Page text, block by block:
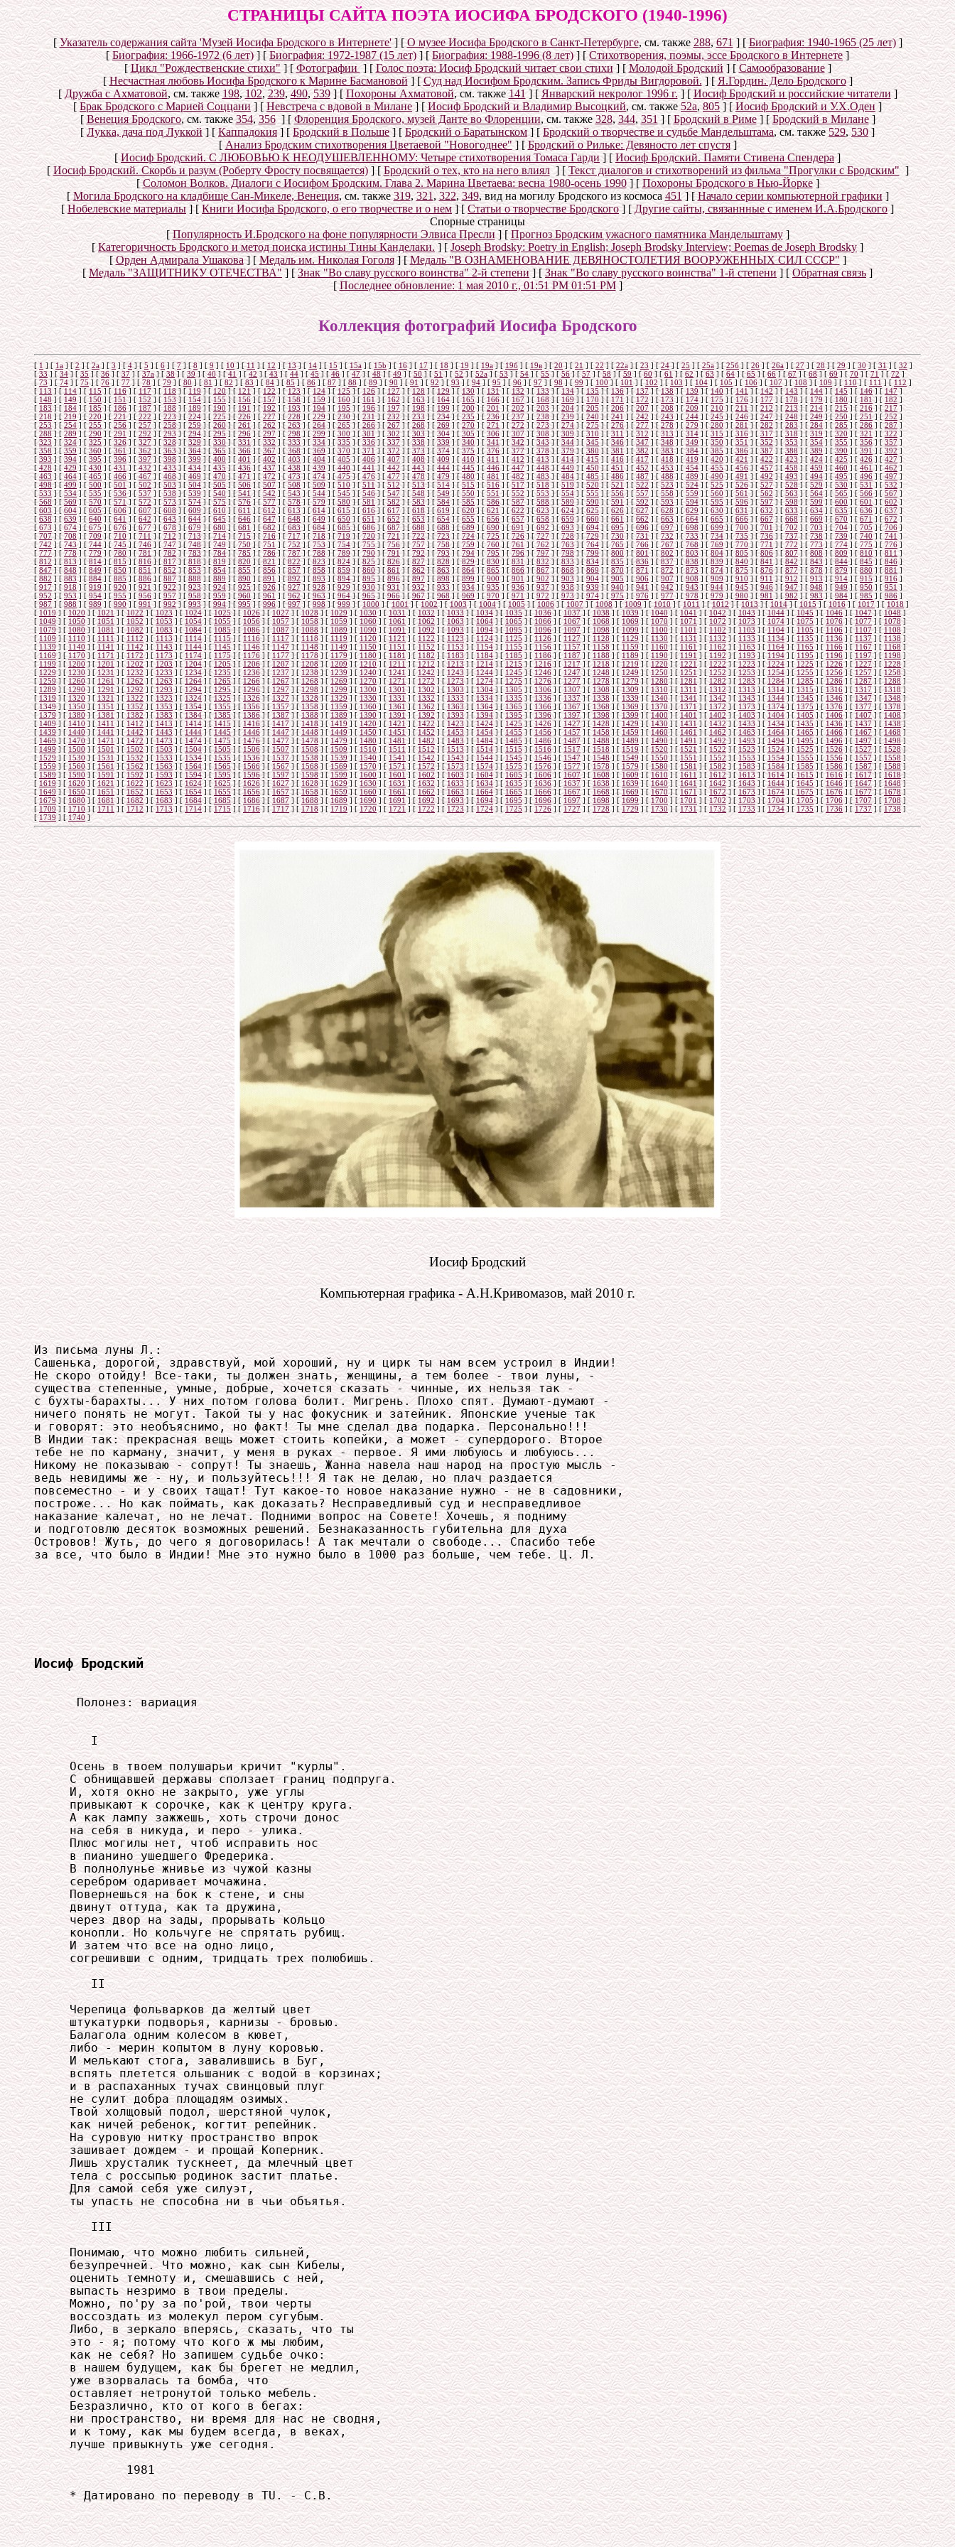
СТРАНИЦЫ САЙТА ПОЭТА ИОСИФА БРОДСКОГО (1940-1996)
[Указатель содержания сайта 'Музей Иосифа Бродского в Интернете'] [О музее Иосифа Бродского в Санкт-Петербурге, см. также288,671] [Биография: 1940-1965 (25 лет)]
[Биография: 1966-1972 (6 лет)] [Биография: 1972-1987 (15 лет)] [Биография: 1988-1996 (8 лет)] [Стихотворения, поэмы, эссе Бродского в Интернете]
[Цикл "Рождественские стихи" ] [Фотографии] [Голос поэта: Иосиф Бродский читает свои стихи] [Молодой Бродский] [ Самообразование]
[Несчастная любовь Иосифа Бродского к Марине Басмановой] [Суд над Иосифом Бродским. Запись Фриды Вигдоровой. ] [Я.Гордин. Дело Бродского]
[ Дружба с Ахматовой, см. также 198,102,239,490,539] [Похороны Ахматовой, см. также141] [ Январский некролог 1996 г.] [Иосиф Бродский и российские читатели]
[ Брак Бродского с Марией Соццани] [Невстреча с вдовой в Милане] [Иосиф Бродский и Владимир Высоцкий, см. также52а,805] [Иосиф Бродский и У.Х.Оден ]
[Венеция Бродского, см. также354, 356] [Флоренция Бродского, музей Данте во Флоренции, см. также328,344,351] [Бродский в Риме] [Бродский в Милане]
[ Лукка, дача под Луккой] [Каппадокия] [Бродский в Польше] [Бродский о Баратынском] [Бродский о творчестве и судьбе Мандельштама, см. также 529,530]
[ Анализ Бродским стихотворения Цветаевой "Новогоднее"] [Бродский о Рильке: Девяносто лет спустя]
[Иосиф Бродский. С ЛЮБОВЬЮ К НЕОДУШЕВЛЕННОМУ: Четыре стихотворения Томаса Гарди] [Иосиф Бродский. Памяти Стивена Спендера]
[ Иосиф Бродский. Скорбь и разум (Роберту Фросту посвящается)] [ Бродский о тех, кто на него влиял] [ Текст диалогов и стихотворений из фильма "Прогулки с Бродским"]
[Соломон Волков. Диалоги с Иосифом Бродским. Глава 2. Марина Цветаева: весна 1980-осень 1990] [ Похороны Бродского в Нью-Йорке]
[Могила Бродского на кладбище Сан-Микеле, Венеция, см. также319,321, 322,349, вид на могилу Бродского из космоса 451] [Начало серии компьютерной графики]
[ Нобелевские материалы] [ Книги Иосифа Бродского, о его творчестве и о нем] [ Статьи о творчестве Бродского] [Другие сайты, связаннные с именем И.А.Бродского]
Спорные страницы
[Популярность И.Бродского на фоне популярности Элвиса Пресли] [ Прогноз Бродским ужасного памятника Мандельштаму]
[Категоричность Бродского и метод поиска истины Тины Канделаки. ] [Joseph Brodsky: Poetry in English; Joseph Brodsky Interview; Poemas de Joseph Brodsky]
[Орден Адмирала Ушакова] [ Медаль им. Николая Гоголя] [Медаль "В ОЗНАМЕНОВАНИЕ ДЕВЯНОСТОЛЕТИЯ ВООРУЖЕННЫХ СИЛ СССР" ]
[ Медаль "ЗАЩИТНИКУ ОТЕЧЕСТВА" ] [Знак "Во славу русского воинства" 2-й степени] [ Знак "Во славу русского воинства" 1-й степени ] [Обратная связь]
[Последнее обновление:1 мая 2010 г., 01:51 PM 01:51 PM]
Коллекция фотографий Иосифа Бродского
[ 1 ] [ 1а ] [2] [2а] [3 ] [4] [5 ] [6 ] [7 ] [8 ] [9 ] [ 10 ] [11 ] [12 ] [13] [ 14 ] [ 15 ] [15a ] [15b] [16] [ 17 ] [ 18] [19 ] [19а] [19б ] [19в ] [20] [ 21 ] [ 22 ] [22a ] [23 ] [24] [ 25 ] [ 25а ] [25б] [26] [26a ] [27 ] [28] [29 ] [30] [31] [ 32 ]
[33] [34] [ 35] [36] [37 ] [37а] [38] [ 39] [40] [41 ] [42 ] [43] [ 44] [45] [ 46] [47] [48] [49] [50] [51] [ 52] [52а] [53] [54] [55] [ 56] [57] [58 ] [59] [60] [ 61] [ 62] [ 63 ] [ 64] [65 ] [66] [67] [68] [69] [70] [71 ] [72]
[73] [74 ] [ 75] [ 76] [77 ] [ 78 ] [ 79] [ 80 ] [81 ] [ 82 ] [83] [ 84 ] [85] [ 86 ] [87 ] [88] [89] [ 90 ] [91 ] [92] [ 93 ] [ 94 ] [95 ] [96] [ 97 ] [ 98] [99 ] [ 100 ] [ 101 ] [102] [ 103 ] [ 104 ] [ 105 ] [ 106] [ 107] [108 ] [109 ] [ 110] [ 111 ] [ 112 ]
[113 ] [114 ] [ 115 ] [ 116] [ 117] [ 118 ] [ 119 ] [ 120] [ 121] [ 122] [123 ] [124 ] [ 125 ] [ 126 ] [127 ] [128 ] [129 ] [ 130 ] [ 131] [ 132] [ 133 ] [ 134 ] [ 135] [ 136] [ 137] [138 ] [139 ] [ 140 ] [ 141 ] [142 ] [143 ] [144 ] [ 145 ] [ 146] [ 147]
[ 148] [ 149 ] [150 ] [151] [ 152] [153] [ 154] [155 ] [ 156 ] [ 157 ] [158] [159] [160 ] [161 ] [ 162 ] [ 163] [ 164] [165 ] [166] [ 167] [168] [ 169] [170 ] [ 171 ] [ 172 ] [173] [174] [175 ] [176] [ 177 ] [ 178] [ 179 ] [180 ] [181] [ 182]
[ 183] [ 184 ] [ 185] [ 186 ] [ 187] [188 ] [189] [190 ] [ 191 ] [192 ] [ 193 ] [194 ] [ 195 ] [196] [ 197] [ 198] [ 199 ] [200] [ 201 ] [ 202] [203 ] [204] [205 ] [ 206] [207 ] [208 ] [209 ] [ 210 ] [211] [ 212] [ 213] [ 214 ] [215] [ 216 ] [ 217]
[218 ] [ 219] [220 ] [ 221] [222 ] [ 223] [224 ] [ 225] [226] [227 ] [228] [ 229 ] [230] [ 231 ] [232] [233 ] [ 234] [235 ] [ 236] [237 ] [ 238] [239 ] [ 240] [241] [242 ] [243] [ 244 ] [245] [ 246 ] [247] [248 ] [ 249] [250 ] [ 251] [252 ]
[253] [ 254 ] [255 ] [256 ] [257] [258] [ 259 ] [260 ] [ 261] [262 ] [ 263] [ 264] [265] [ 266 ] [ 267 ] [268] [ 269 ] [270 ] [271 ] [272 ] [273] [ 274] [275 ] [ 276] [277 ] [ 278] [ 279] [280] [ 281 ] [ 282 ] [283] [ 284 ] [285 ] [286 ] [287]
[ 288] [ 289] [ 290] [291 ] [ 292] [ 293 ] [294] [295] [296 ] [297 ] [ 298 ] [299] [ 300 ] [301 ] [302] [ 303] [ 304] [ 305] [306 ] [ 307] [ 308 ] [309] [310] [311 ] [312 ] [ 313 ] [314] [ 315 ] [316 ] [317] [ 318] [ 319] [ 320] [321 ] [ 322]
[323 ] [324] [ 325 ] [326] [ 327 ] [328 ] [329 ] [ 330] [331] [ 332] [333 ] [ 334] [ 335 ] [ 336] [337 ] [338 ] [339] [ 340 ] [341] [ 342 ] [343 ] [344 ] [ 345] [346] [ 347] [348 ] [ 349] [ 350 ] [ 351] [352 ] [353 ] [354] [ 355 ] [356] [ 357 ]
[358] [ 359] [360] [ 361] [ 362] [363] [ 364 ] [365] [366] [367 ] [368] [369 ] [370 ] [ 371 ] [372 ] [373] [ 374] [375] [ 376] [ 377] [378] [ 379 ] [380] [381] [382 ] [383] [384 ] [385 ] [ 386] [387 ] [388] [ 389] [390] [ 391] [ 392]
[ 393] [ 394 ] [395] [396 ] [ 397] [398] [399] [400 ] [ 401 ] [402 ] [ 403 ] [404 ] [405] [406] [ 407] [ 408] [ 409 ] [410] [411 ] [ 412] [413] [414] [415 ] [ 416 ] [417 ] [ 418 ] [419 ] [420] [421] [ 422] [ 423] [ 424 ] [425] [426 ] [ 427]
[428] [ 429 ] [ 430 ] [431 ] [432] [433] [434 ] [ 435] [ 436] [ 437 ] [ 438 ] [439 ] [440] [ 441] [442] [443] [ 444] [ 445 ] [446] [447] [448] [449 ] [ 450] [ 451 ] [ 452 ] [ 453 ] [454 ] [455] [ 456] [457] [458] [ 459 ] [ 460 ] [461 ] [462]
[ 463 ] [ 464] [465 ] [466 ] [467] [ 468] [469 ] [ 470 ] [471 ] [472 ] [ 473] [ 474] [475] [ 476 ] [ 477 ] [ 478 ] [ 479] [480 ] [481 ] [482 ] [ 483] [484 ] [ 485 ] [486 ] [487 ] [ 488] [ 489] [490] [ 491 ] [ 492 ] [ 493 ] [ 494] [495 ] [496 ] [497]
[498] [499 ] [ 500] [501] [ 502] [503 ] [504] [505 ] [ 506 ] [507 ] [508 ] [509 ] [ 510 ] [511] [ 512] [513] [514 ] [ 515] [516] [ 517] [518 ] [519] [520 ] [ 521 ] [522 ] [523 ] [524 ] [ 525 ] [526] [ 527] [528] [529 ] [ 530] [531] [ 532]
[533 ] [ 534] [ 535 ] [536] [ 537 ] [538 ] [ 539] [ 540 ] [541] [542 ] [543 ] [ 544] [ 545 ] [546] [ 547 ] [548 ] [ 549] [ 550 ] [551] [ 552 ] [553 ] [ 554] [ 555 ] [556] [557 ] [558] [ 559] [ 560 ] [561] [ 562 ] [563 ] [ 564] [ 565 ] [566] [ 567 ]
[568] [569] [570 ] [571] [ 572] [ 573 ] [574] [575] [576] [ 577] [578] [579 ] [580 ] [581 ] [582 ] [583] [584] [585] [586] [ 587] [ 588 ] [589] [590] [591] [ 592] [593] [594 ] [595 ] [596 ] [597 ] [598] [599] [600 ] [601] [ 602]
[ 603] [604 ] [605] [606] [ 607 ] [608] [609] [610 ] [ 611 ] [612] [613] [ 614 ] [615 ] [616] [ 617] [ 618] [619 ] [620] [621] [ 622 ] [623] [624] [625 ] [ 626] [627] [628] [ 629 ] [630 ] [631] [ 632] [ 633] [634 ] [635] [636] [ 637 ]
[ 638 ] [ 639 ] [ 640 ] [ 641 ] [642] [643 ] [644] [645] [ 646] [ 647 ] [648 ] [649 ] [ 650] [ 651] [652] [ 653 ] [ 654 ] [ 655 ] [ 656 ] [657] [658 ] [659 ] [660] [ 661 ] [ 662 ] [663 ] [664 ] [ 665] [ 666] [667] [ 668 ] [ 669 ] [ 670 ] [ 671 ] [672]
[ 673 ] [ 674] [675 ] [ 676] [677] [ 678 ] [679 ] [ 680 ] [681 ] [682 ] [683] [ 684] [ 685] [ 686 ] [ 687] [ 688 ] [ 688] [689 ] [ 690] [691 ] [ 692 ] [693 ] [ 694] [695 ] [696 ] [697] [ 698 ] [ 699] [ 700 ] [ 701] [ 702 ] [ 703] [704 ] [ 705] [706]
[707] [708 ] [ 709] [710] [ 711] [712] [ 713] [714] [ 715] [716 ] [717 ] [718] [719 ] [720] [721 ] [722] [723 ] [ 724] [725] [ 726] [727] [ 728] [729] [ 730] [731 ] [732 ] [733] [734 ] [735] [736] [737] [738 ] [ 739] [740] [ 741]
[742 ] [ 743] [ 744 ] [745 ] [ 746 ] [747 ] [ 748] [ 749 ] [750] [751 ] [ 752 ] [ 753] [ 754 ] [755] [ 756 ] [757 ] [ 758] [ 759 ] [760] [ 761 ] [762 ] [ 763] [ 764 ] [765] [766 ] [ 767] [ 768] [ 769 ] [770] [ 771 ] [772 ] [ 773] [ 774 ] [775 ] [ 776 ]
[ 777] [778] [779] [780] [ 781 ] [ 782 ] [783] [784] [785 ] [786] [787] [788 ] [ 789 ] [790 ] [791] [ 792] [793] [794] [795] [ 796] [ 797 ] [798] [799] [800 ] [801 ] [802] [803 ] [ 804 ] [805 ] [806] [ 807] [808] [809] [810] [ 811 ]
[ 812] [ 813 ] [814] [815] [ 816] [817] [818] [819 ] [ 820 ] [821 ] [822] [823] [824 ] [825] [ 826] [ 827] [ 828 ] [829] [830] [ 831] [832] [833] [834 ] [ 835] [836 ] [837] [838] [839 ] [840] [ 841 ] [ 842] [ 843 ] [844] [845] [ 846]
[ 847] [ 848 ] [ 849] [ 850 ] [ 851 ] [852 ] [853] [854 ] [ 855 ] [856 ] [857 ] [858 ] [ 859 ] [860] [ 861] [ 862] [ 863 ] [ 864] [ 865 ] [ 866 ] [867 ] [868] [869 ] [ 870 ] [871 ] [872 ] [873 ] [ 874 ] [875] [ 876] [ 877] [ 878 ] [ 879] [ 880 ] [ 881 ]
[ 882 ] [ 883] [884] [ 885] [886 ] [ 887] [888 ] [ 889 ] [890 ] [891 ] [892] [ 893 ] [894] [ 895 ] [ 896] [ 897] [ 898] [899] [ 900] [901 ] [ 902] [903 ] [ 904] [905 ] [906 ] [907] [ 908 ] [909] [ 910 ] [ 911] [ 912 ] [ 913] [914] [ 915] [916 ]
[917] [918 ] [919] [920] [921 ] [922] [ 923] [924] [ 925] [926 ] [927] [928] [929 ] [930] [931 ] [932] [933 ] [934] [935] [936] [937] [ 938] [939] [ 940] [941 ] [942] [943] [944 ] [945] [946 ] [947] [948 ] [949] [950] [951 ]
[952 ] [ 953 ] [ 954] [955 ] [956 ] [ 957 ] [958] [ 959] [ 960 ] [961 ] [ 962 ] [ 963] [ 964] [965] [966] [967 ] [ 968 ] [ 969] [970 ] [971 ] [ 972 ] [973] [ 974] [ 975 ] [976 ] [ 977] [ 978] [ 979] [980 ] [981 ] [982 ] [ 983 ] [ 984] [985 ] [986 ]
[987 ] [988 ] [ 989 ] [990] [ 991 ] [ 992 ] [993 ] [ 994] [995] [ 996] [997] [998 ] [ 999 ] [ 1000 ] [ 1001] [ 1002] [1003 ] [ 1004 ] [ 1005] [ 1006] [ 1007 ] [ 1008] [1009 ] [1010 ] [ 1011 ] [1012] [ 1013] [1014 ] [ 1015 ] [ 1016 ] [ 1017] [ 1018 ]
[ 1019] [ 1020 ] [1021] [1022 ] [1023 ] [ 1024] [1025] [1026] [1027 ] [1028] [ 1029 ] [ 1030] [ 1031 ] [1032 ] [1033 ] [ 1034 ] [1035] [1036] [1037] [1038] [1039] [ 1040] [1041] [ 1042] [1043 ] [1044] [ 1045 ] [1046] [ 1047] [ 1048 ]
[ 1049] [ 1050] [1051 ] [1052 ] [1053 ] [ 1054] [1055] [ 1056] [1057 ] [1058] [ 1059] [1060] [1061] [1062 ] [1063 ] [1064] [ 1065] [1066] [ 1067] [ 1068 ] [ 1069] [ 1070 ] [1071] [1072] [1073 ] [ 1074] [1075] [ 1076] [1077] [ 1078]
[1079 ] [1080] [ 1081 ] [1082] [1083] [1084 ] [1085] [1086] [ 1087] [1088 ] [ 1089] [1090 ] [1091] [ 1092 ] [1093] [ 1094] [1095 ] [1096] [1097] [ 1098] [1099] [ 1100] [ 1101 ] [1102] [ 1103 ] [1104] [ 1105] [1106 ] [ 1107] [1108 ]
[1109 ] [ 1110] [1111] [1112] [1113 ] [ 1114] [1115] [ 1116] [1117 ] [1118] [ 1119 ] [1120] [1121] [ 1122 ] [ 1123] [ 1124] [ 1125] [1126] [1127] [1128 ] [1129] [ 1130 ] [1131 ] [1132] [ 1133 ] [ 1134] [ 1135] [ 1136 ] [1137 ] [1138 ]
[ 1139 ] [1140 ] [ 1141 ] [1142 ] [1143] [1144] [1145] [ 1146] [1147] [ 1148] [ 1149] [ 1150] [ 1151 ] [ 1152 ] [ 1153 ] [1154] [1155 ] [1156] [ 1157] [1158] [ 1159] [ 1160 ] [1161 ] [ 1162 ] [1163 ] [ 1164] [1165 ] [1166] [1167 ] [ 1168]
[1169 ] [ 1170 ] [ 1171 ] [1172] [ 1173] [1174 ] [ 1175] [1176 ] [ 1177] [ 1178 ] [1179 ] [1180 ] [ 1181 ] [ 1182] [1183] [ 1184 ] [1185 ] [1186] [1187 ] [1188] [ 1189 ] [1190] [1191 ] [ 1192 ] [ 1193] [1194] [ 1195 ] [1196 ] [1197] [ 1198 ]
[1199] [1200 ] [1201 ] [1202] [1203] [1204] [1205] [1206] [1207] [1208] [ 1209 ] [1210] [ 1211 ] [1212 ] [1213] [1214] [ 1215] [ 1216] [1217] [ 1218] [1219] [ 1220] [1221] [ 1222] [1223 ] [1224] [1225 ] [ 1226] [ 1227] [ 1228]
[ 1229] [ 1230] [1231 ] [ 1232 ] [1233 ] [ 1234] [1235 ] [ 1236] [1237 ] [1238] [ 1239] [ 1240] [ 1241] [1242 ] [ 1243 ] [1244 ] [ 1245] [1246 ] [ 1247] [1248 ] [ 1249] [ 1250 ] [1251] [ 1252] [1253 ] [ 1254] [1255 ] [ 1256] [1257 ] [ 1258]
[1259] [1260] [ 1261 ] [1262 ] [ 1263] [ 1264 ] [1265] [1266 ] [1267 ] [ 1268] [ 1269] [1270] [1271] [ 1272 ] [ 1273] [ 1274] [1275 ] [1276] [1277 ] [1278 ] [ 1279] [ 1280] [1281] [1282 ] [1283 ] [ 1284] [ 1285] [1286] [1287 ] [1288 ]
[ 1289 ] [ 1290] [ 1291] [ 1292 ] [1293 ] [1294 ] [1295 ] [1296] [1297] [1298 ] [ 1299 ] [ 1300] [1301] [ 1302 ] [ 1303 ] [ 1304] [1305 ] [1306 ] [1307] [1308] [1309] [ 1310] [ 1311 ] [1312] [ 1313 ] [ 1314 ] [ 1315] [1316 ] [ 1317 ] [1318 ]
[ 1319] [ 1320 ] [1321 ] [1322] [1323 ] [ 1324] [1325] [1326] [1327 ] [ 1328] [ 1329] [ 1330] [ 1331 ] [1332] [1333 ] [1334 ] [ 1335] [1336] [ 1337] [1338 ] [ 1339] [ 1340] [ 1341] [ 1342 ] [1343 ] [1344 ] [1345 ] [ 1346] [1347] [ 1348]
[1349] [ 1350] [ 1351 ] [1352] [1353 ] [1354] [ 1355] [1356] [1357] [ 1358 ] [ 1359 ] [1360] [ 1361 ] [ 1362 ] [1363] [ 1364 ] [1365 ] [1366] [1367] [1368] [ 1369 ] [ 1370] [1371] [ 1372 ] [ 1373 ] [1374] [ 1375 ] [1376 ] [1377] [ 1378 ]
[1379 ] [1380 ] [1381 ] [1382] [ 1383] [1384] [1385] [ 1386] [1387] [1388] [1389 ] [1390 ] [1391 ] [1392 ] [1393] [ 1394] [ 1395] [ 1396] [ 1397 ] [1398] [1399] [1400 ] [1401 ] [1402] [1403] [1404] [1405] [ 1406] [ 1407] [ 1408]
[ 1409] [ 1410] [1411] [1412 ] [1413 ] [ 1414] [1415] [ 1416] [1417 ] [1418] [1419] [1420 ] [ 1421 ] [1422] [1423] [1424 ] [ 1425] [1426] [ 1427] [1428 ] [1429] [ 1430 ] [1431] [ 1432] [ 1433] [1434] [1435 ] [ 1436] [1437] [ 1438]
[ 1439] [1440] [1441 ] [1442 ] [ 1443] [ 1444] [ 1445] [1446 ] [1447 ] [ 1448 ] [ 1449] [1450] [1451] [1452 ] [1453 ] [ 1454] [ 1455] [1456] [1457 ] [ 1458 ] [ 1459 ] [ 1460] [1461] [1462 ] [1463 ] [ 1464] [ 1465] [1466] [1467] [1468 ]
[ 1469 ] [1470] [ 1471 ] [1472 ] [1473 ] [1474 ] [ 1475 ] [1476] [ 1477] [1478 ] [ 1479] [ 1480 ] [1481] [ 1482 ] [1483 ] [ 1484] [1485 ] [ 1486] [1487] [ 1488] [1489 ] [ 1490] [ 1491 ] [ 1492] [ 1493 ] [1494 ] [ 1495] [1496 ] [ 1497] [1498 ]
[1499] [ 1500 ] [1501 ] [1502] [1503] [ 1504] [1505] [1506] [1507 ] [ 1508] [ 1509] [1510] [ 1511 ] [1512] [1513] [1514 ] [ 1515] [1516] [1517] [1518 ] [ 1519] [ 1520] [1521] [ 1522 ] [1523 ] [1524] [1525 ] [ 1526] [1527] [ 1528]
[1529] [ 1530 ] [ 1531 ] [1532] [1533 ] [1534] [ 1535] [ 1536] [1537] [ 1538 ] [ 1539 ] [1540] [ 1541 ] [ 1542 ] [ 1543] [ 1544 ] [1545 ] [1546] [ 1547] [1548] [ 1549 ] [ 1550 ] [1551] [ 1552 ] [ 1553 ] [ 1554] [ 1555 ] [ 1556 ] [1557 ] [ 1558 ]
[ 1559 ] [1560 ] [1561 ] [1562 ] [1563] [1564] [1565] [ 1566] [1567] [ 1568] [1569 ] [ 1570 ] [ 1571 ] [ 1572 ] [1573 ] [1574] [ 1575] [ 1576] [ 1577] [1578] [1579] [1580 ] [ 1581 ] [ 1582 ] [ 1583] [1584 ] [1585 ] [ 1586 ] [ 1587] [ 1588]
[ 1589] [ 1590 ] [1591] [1592 ] [1593 ] [ 1594] [1595] [1596] [1597 ] [1598] [ 1599] [1600] [ 1601 ] [1602 ] [1603] [1604 ] [1605] [1606] [1607] [1608 ] [1609] [ 1610] [1611] [ 1612] [1613 ] [1614] [1615 ] [1616] [1617] [ 1618]
[ 1619] [ 1620 ] [1621 ] [1622 ] [1623 ] [ 1624] [1625 ] [1626] [1627 ] [ 1628] [ 1629] [1630] [1631 ] [1632 ] [1633 ] [1634] [ 1635] [1636] [1637] [ 1638 ] [ 1639] [ 1640] [1641] [1642 ] [1643 ] [1644] [ 1645] [1646] [1647] [ 1648]
[ 1649] [1650] [ 1651 ] [1652 ] [1653 ] [1654 ] [1655 ] [1656] [ 1657] [1658 ] [ 1659] [ 1660] [1661] [ 1662 ] [1663 ] [1664] [1665 ] [1666] [1667] [ 1668] [1669] [ 1670] [ 1671 ] [1672] [ 1673 ] [1674 ] [1675] [1676 ] [ 1677] [1678]
[1679] [1680] [1681] [1682] [1683] [ 1684] [1685] [1686] [ 1687 ] [1688] [ 1689] [1690 ] [1691 ] [ 1692] [1693] [1694] [ 1695] [1696] [1697] [1698 ] [1699] [ 1700] [1701 ] [1702] [ 1703 ] [1704] [1705] [ 1706 ] [1707] [1708]
[ 1709] [1710 ] [ 1711 ] [1712] [1713] [ 1714] [ 1715] [1716] [1717 ] [ 1718 ] [ 1719] [ 1720] [ 1721 ] [ 1722 ] [ 1723 ] [1724] [ 1725 ] [ 1726] [ 1727] [1728 ] [ 1729 ] [ 1730] [ 1731] [ 1732 ] [ 1733 ] [ 1734 ] [ 1735 ] [ 1736 ] [ 1737 ] [ 1738]
[1739 ] [ 1740 ]
Иосиф Бродский
Компьютерная графика - А.Н.Кривомазов, май 2010 г.
Из письма луны Л.:
Сашенька, дорогой, здравствуй, мой хороший, ну и цирк ты нам всем устроил в Индии!
Не скоро отойду! Все-таки, ты должен знать, женщины, а тем более - твои луны, -
существа степенные, умные, добрые, хочется сказать - чинные, их нельзя так -
с бухты-барахты... У них потом голова болит. Мигрень. Плохо спят. Думают-думают -
ничего понять не могут. Такой ты у нас фокусник и затейник. Японские ученые так
и говорят: это необъяснимо, но факт! Ты мне сделал два подарка. Персонально!!!
В Индии так: прекрасная вещь может стоить копейки, а может - супердорого. Второе
тебе не по карману, значит, у меня в руках - первое. Я ими любуюсь и любуюсь...
Никому не показываю - сопрут! Ты знаешь, Жанна навела наш народ на простую мысль -
ведь невидимы же - ну, и пользуйтесь!!! Я так не делаю, но плач раздается
повсеместно - и у своих тащат! Тут какое-то новое наказание нужно - не в садовники,
построже... Но как поймать, как доказать? Несправедливый суд и несправедливое
наказание калечат, но не лечат. Подними вопрос на Совете! Хочешь, я подниму
и подготовлю десяток возможных решений. Безнаказанность губительна для духа
Островов! Жуть, до чего я договорилась! А так мечтали о свободе... Спасибо тебе
за все, что было в Индии! Мне это нужно было в 1000 раз больше, чем тебе. Ц. Л.
Иосиф Бродский
      Полонез: вариация
        I
     Осень в твоем полушарьи кричит "курлы".
     С обнищавшей державы сползает границ подпруга.
     И, хотя окно не закрыто, уже углы
     привыкают к сорочке, как к центру круга.
     А как лампу зажжешь, хоть строчи донос
     на себя в никуда, и перо - улика.
     Плюс могилы нет, чтоб исправить нос
     в пианино ушедшего Фредерика.
     В полнолунье жнивье из чужой казны
     серебром одаривает мочажина.
     Повернешься на бок к стене, и сны
     двинут оттуда, как та дружина,
     через двор на зады, прорывать кольцо
     конопли. Но кольчуге не спрятать рубищ.
     И затем что все на одно лицо,
     согрешивши с одним, тридцать трех полюбишь.
        II
     Черепица фольварков да желтый цвет
     штукатурки подворья, карнизы - бровью.
     Балагола одним колесом в кювет,
     либо - мерин копытом в луну коровью.
     И мелькают стога, завалившись в Буг,
     вспять плетется ольшаник с водой в корзинах;
     и в распаханных тучах свинцовый плуг
     не сулит добра площадям озимых.
     Твой холщовый подол, шерстяной чулок,
     как ничей ребенок, когтит репейник.
     На суровую нитку пространство впрок
     зашивает дождем - и прощай Коперник.
     Лишь хрусталик тускнеет, да млечный цвет
     тела с россыпью родинок застит платье.
     Для самой себя уже силуэт,
     ты упасть не способна ни в чьи объятья.
        III
     Понимаю, что можно любить сильней,
     безупречней. Что можно, как сын Кибелы,
     оценить темноту и, смешавшись с ней,
     выпасть незримо в твои пределы.
     Можно, по'ру за по'рой, твои черты
     воссоздать из молекул пером сугубым.
     Либо, в зеркало вперясь, сказать, что ты
     это - я; потому что кого ж мы любим,
     как не себя? Но запишем судьбе очко:
     в нашем будущем, как бы брегет не медлил,
     уже взорвалась та бомба, что
     оставляет нетронутой только мебель.
     Безразлично, кто от кого в бегах:
     ни пространство, ни время для нас не сводня,
     и к тому, как мы будем всегда, в веках,
     лучше привыкнуть уже сегодня.
             1981
     * Датировано по переводу в TU. - С.В.